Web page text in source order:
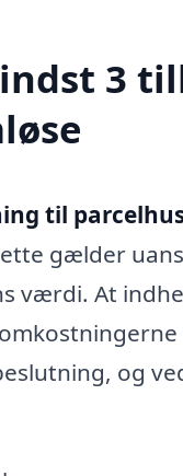
3
til
gælder
værdi. At
og